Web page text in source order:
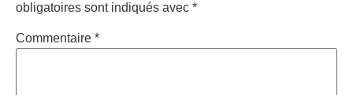
obligatoires sont indiqués avec *
Commentaire *